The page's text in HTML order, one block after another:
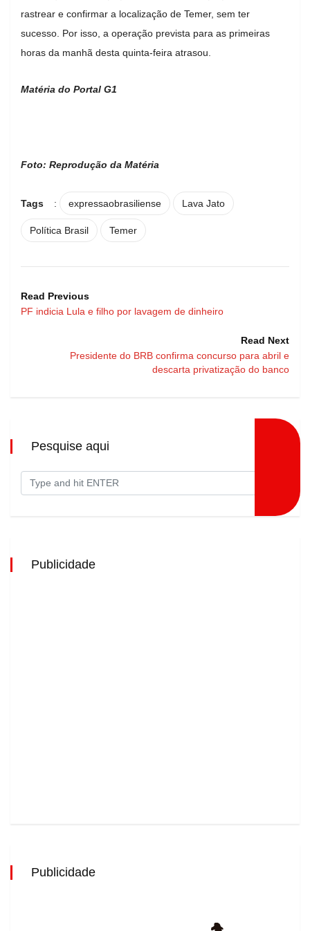
rastrear e confirmar a localização de Temer, sem ter
sucesso. Por isso, a operação prevista para as primeiras
horas da manhã desta quinta-feira atrasou.
Matéria do Portal G1
Foto: Reprodução da Matéria
Tags : expressaobrasiliense Lava Jato
Política Brasil Temer
Read Previous
PF indicia Lula e filho por lavagem de dinheiro
Read Next
Presidente do BRB confirma concurso para abril e
descarta privatização do banco
Pesquise aqui
Publicidade
Publicidade